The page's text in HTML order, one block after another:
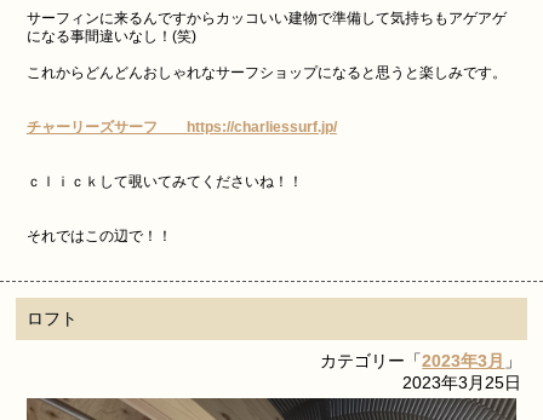
サーフィンに来るんですからカッコいい建物で準備して気持ちもアゲアゲ
になる事間違いなし！(笑)
これからどんどんおしゃれなサーフショップになると思うと楽しみです。
チャーリーズサーフ https://charliessurf.jp/
ｃｌｉｃｋして覗いてみてくださいね！！
それではこの辺で！！
ロフト
カテゴリー「2023年3月 」
2023年3月25日